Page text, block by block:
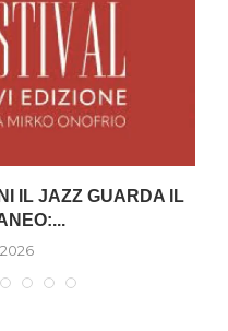
IL JAZZ GUARDA IL